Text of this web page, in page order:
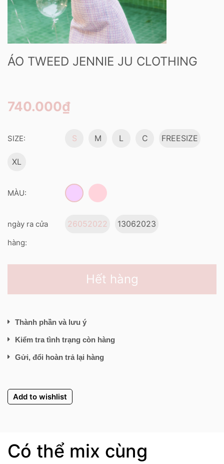
ÁO TWEED JENNIE JU CLOTHING
740.000₫
SIZE: S M L C FREESIZE
XL
MÀU:
ngày ra cửa
hàng:
26052022 13062023
Hết hàng
Thành phần và lưu ý
Kiểm tra tình trạng còn hàng
Gửi, đổi hoàn trả lại hàng
Add to wishlist
Có thể mix cùng